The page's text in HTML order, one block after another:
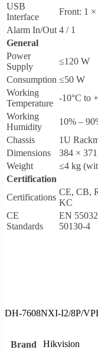
USB
Interface
Front: 1
Alarm In/Out 4 / 1
General
Power
Supply
≤120 W
Consumption ≤50 W
Working
Temperature
-10°C to
Working
Humidity
10% –
Chassis
1U
Dimensions
384 ×
Weight
≤4 kg
Certification
Certifications
CE, CB,
KC
CE
Standards
EN
50130-4
DH-7608NXI-I2/8P/
Brand Hikvision